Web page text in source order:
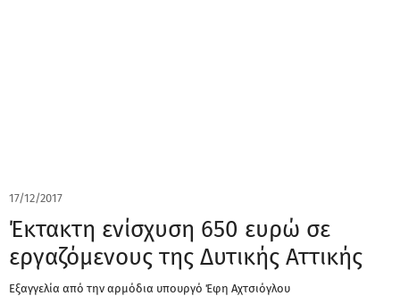
17/12/2017
Έκτακτη ενίσχυση 650 ευρώ σε
εργαζόμενους της Δυτικής Αττικής
Εξαγγελία από την αρμόδια υπουργό Έφη Αχτσιόγλου